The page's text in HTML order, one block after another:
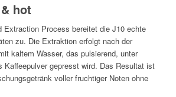
hot
Extraction Process bereitet die J10 echte
zu. Die Extraktion erfolgt nach der
kaltem Wasser, das pulsierend, unter
Kaffeepulver gepresst wird. Das Resultat ist
voller fruchtiger Noten ohne